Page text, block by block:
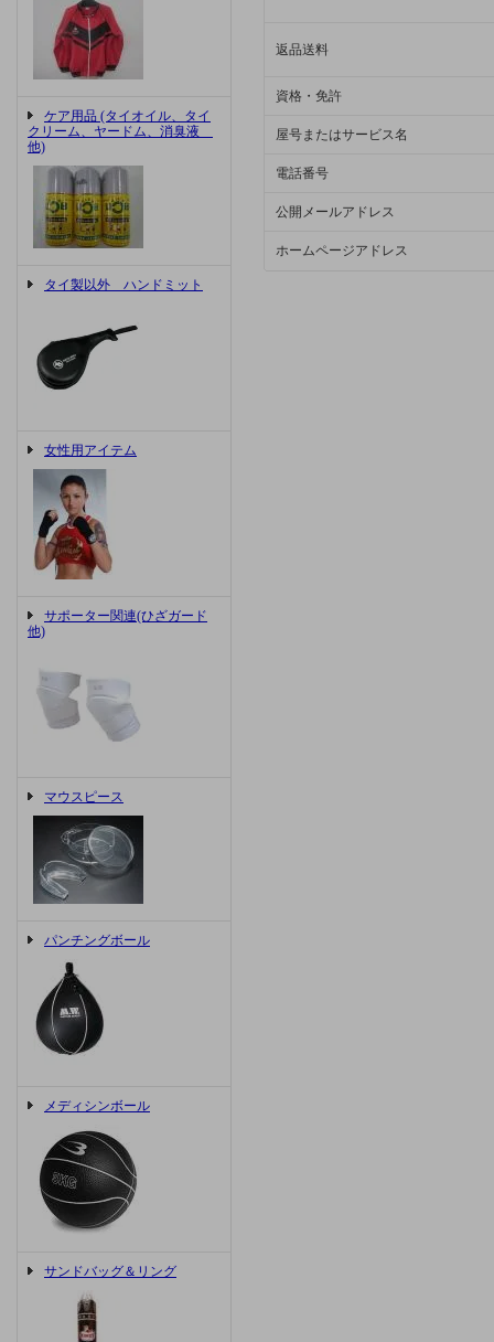
ケア用品 (タイオイル、タイ
クリーム、ヤードム、消臭液
他)
タイ製以外 ハンドミット
女性用アイテム
サポーター関連(ひざガード
他)
マウスピース
パンチングボール
メディシンボール
サンドバッグ＆リング
返品送料
資格・免許
屋号またはサービス名
電話番号
公開メールアドレス
ホームページアドレス